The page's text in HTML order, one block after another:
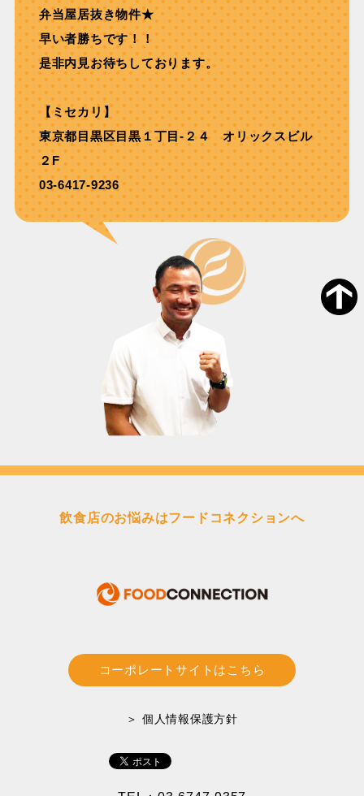
弁当屋居抜き物件★
早い者勝ちです！！
是非内見お待ちしております。
【ミセカリ】
東京都目黒区目黒１丁目-２４ オリックスビル
２F
03-6417-9236
飲食店のお悩みはフードコネクションへ
コーポレートサイトはこちら
＞ 個人情報保護方針